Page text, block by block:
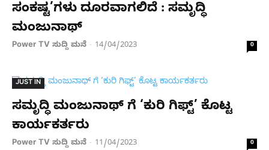
ಸಂಕಷ್ಟ’ಗಳು ದೂರವಾಗಲಿದೆ : ಸಮೃದ್ಧಿ
ಮಂಜುನಾಥ್
Power TV ಸುದ್ದಿ ಮನೆ - 14/04/2023 0
JUST IN
ಸಮೃದ್ಧಿ ಮಂಜುನಾಥ್ ಗೆ ‘ಕುರಿ ಗಿಫ್ಟ್’ ಕೊಟ್ಟ
ಕಾರ್ಯಕರ್ತರು
Power TV ಸುದ್ದಿ ಮನೆ - 11/04/2023 0